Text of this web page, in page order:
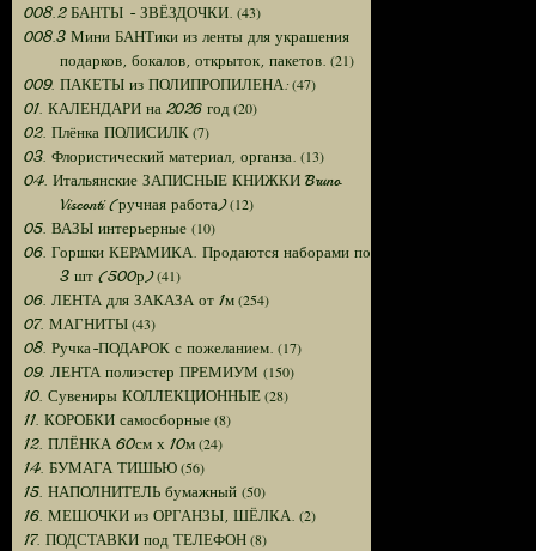
008.2 БАНТЫ - ЗВЁЗДОЧКИ. (43)
008.3 Мини БАНТики из ленты для украшения
подарков, бокалов, открыток, пакетов. (21)
009. ПАКЕТЫ из ПОЛИПРОПИЛЕНА:(47)
01. КАЛЕНДАРИ на 2026 год (20)
02. Плёнка ПОЛИСИЛК(7)
03. Флористический материал, органза. (13)
04. Итальянские ЗАПИСНЫЕ КНИЖКИ Bruno
Visconti (ручная работа)(12)
05. ВАЗЫ интерьерные (10)
06. Горшки КЕРАМИКА. Продаются наборами по
3 шт (500р)(41)
06. ЛЕНТА для ЗАКАЗА от 1м(254)
07. МАГНИТЫ(43)
08. Ручка-ПОДАРОК с пожеланием. (17)
09. ЛЕНТА полиэстер ПРЕМИУМ (150)
10. Сувениры КОЛЛЕКЦИОННЫЕ(28)
11. КОРОБКИ самосборные(8)
12. ПЛЁНКА 60см х 10м(24)
14. БУМАГА ТИШЬЮ(56)
15. НАПОЛНИТЕЛЬ бумажный (50)
16. МЕШОЧКИ из ОРГАНЗЫ, ШЁЛКА. (2)
17. ПОДСТАВКИ под ТЕЛЕФОН(8)